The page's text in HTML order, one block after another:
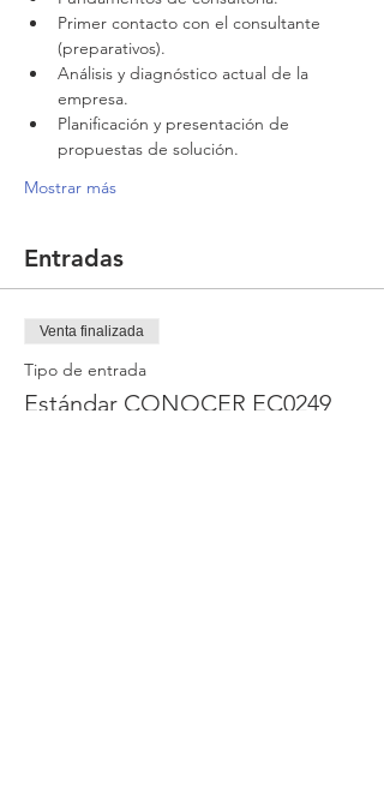
Primer contacto con el consultante
(preparativos).
Análisis y diagnóstico actual de la
empresa.
Planificación y presentación de
propuestas de solución.
Mostrar más
Entradas
Venta finalizada
Tipo de entrada
Estándar CONOCER EC0249